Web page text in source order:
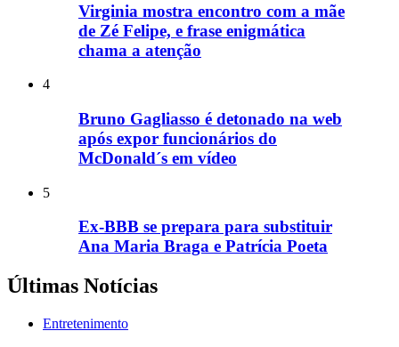
Virginia mostra encontro com a mãe
de Zé Felipe, e frase enigmática
chama a atenção
4
Bruno Gagliasso é detonado na web
após expor funcionários do
McDonald´s em vídeo
5
Ex-BBB se prepara para substituir
Ana Maria Braga e Patrícia Poeta
Últimas Notícias
Entretenimento